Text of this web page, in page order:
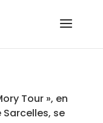
Tour », en
se